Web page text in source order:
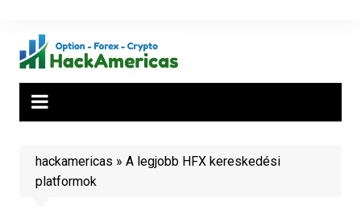
content
hackamericas » A legjobb HFX kereskedési
platformok